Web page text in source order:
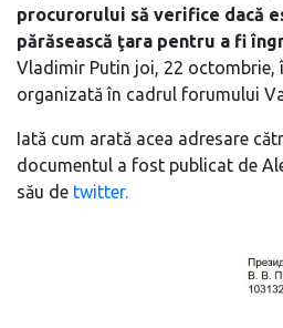
procurorului să verifice dacă
părăsească ţara pentru a fi
Vladimir Putin joi, 22
organizată în cadrul forumului
Iată cum arată acea adresare
documentul a fost publicat de
său de twitter.